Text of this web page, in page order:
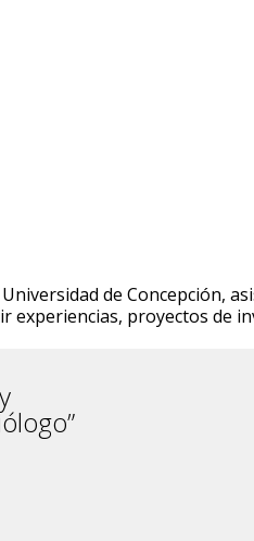
de Concepción,
experiencias, proyectos de